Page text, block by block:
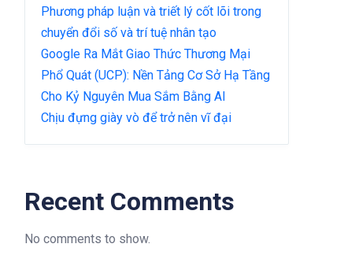
Phương pháp luận và triết lý cốt lõi trong
chuyển đổi số và trí tuệ nhân tạo
Google Ra Mắt Giao Thức Thương Mại
Phổ Quát (UCP): Nền Tảng Cơ Sở Hạ Tầng
Cho Kỷ Nguyên Mua Sắm Bằng AI
Chịu đựng giày vò để trở nên vĩ đại
Recent Comments
No comments to show.